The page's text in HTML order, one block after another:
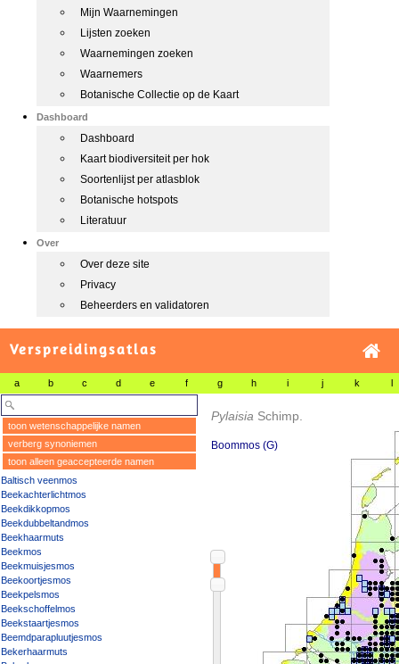
Mijn Waarnemingen
Lijsten zoeken
Waarnemingen zoeken
Waarnemers
Botanische Collectie op de Kaart
Dashboard
Dashboard
Kaart biodiversiteit per hok
Soortenlijst per atlasblok
Botanische hotspots
Literatuur
Over
Over deze site
Privacy
Beheerders en validatoren
Verspreidingsatlas
a b c d e f g h i j k l
toon wetenschappelijke namen
verberg synoniemen
toon alleen geaccepteerde namen
Baltisch veenmos
Beekachterlichtmos
Beekdikkopmos
Beekdubbeltandmos
Beekhaarmuts
Beekmos
Beekmuisjesmos
Beekoortjesmos
Beekpelsmos
Beekschoffelmos
Beekstaartjesmos
Beemdparapluutjesmos
Bekerhaarmuts
Pylaisia Schimp.
Boommos (G)